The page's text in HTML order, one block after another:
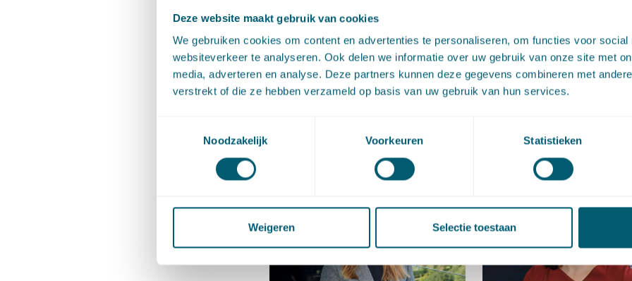
Deze website maakt gebruik van cookies
We gebruiken cookies om content en advertenties te personaliseren, om functies voor social
websiteverkeer te analyseren. Ook delen we informatie over uw gebruik van onze site met
media, adverteren en analyse. Deze partners kunnen deze gegevens combineren met
verstrekt of die ze hebben verzameld op basis van uw gebruik van hun services.
Noodzakelijk
Voorkeuren Statistieken
Weigeren Selectie toestaan
noodzakelijk is voor de verwezenlijking van duurzame
Steeds met oog voor de (soms weerbarstige) maatschappelijke